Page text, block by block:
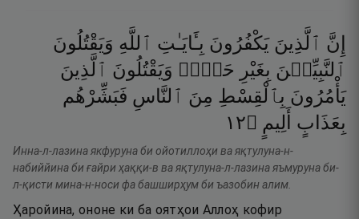
إِنَّ ٱلَّذِينَ يَكْفُرُونَ بِـَٔايَـٰتِ ٱللَّهِ وَيَقْتُلُونَ
ٱلنَّبِيِّـۧنَ بِغَيْرِ حَقٍّۢ وَيَقْتُلُونَ ٱلَّذِينَ
يَأْمُرُونَ بِٱلْقِسْطِ مِنَ ٱلنَّاسِ فَبَشِّرْهُم
بِعَذَابٍ
أَلِيمٍ ۝٢١
Инна-л-лазина якфуруна би ойотиллоҳи ва яқтулуна-н-
набиййина би ғайри ҳаққи-в ва яқтулуна-л-лазина яъмуруна би-
л-қисти мина-н-носи фа башширҳум би ъазобин алим.
Ҳаройина, ононе ки ба оятҳои Аллоҳ кофир